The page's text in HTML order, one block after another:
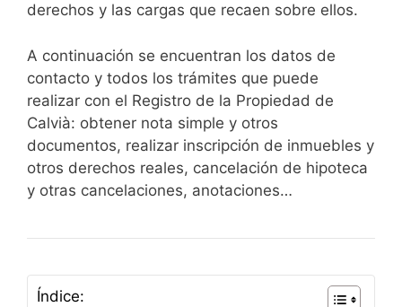
derechos y las cargas que recaen sobre ellos.
A continuación se encuentran los datos de
contacto y todos los trámites que puede
realizar con el Registro de la Propiedad de
Calvià: obtener nota simple y otros
documentos, realizar inscripción de inmuebles y
otros derechos reales, cancelación de hipoteca
y otras cancelaciones, anotaciones…
Índice: